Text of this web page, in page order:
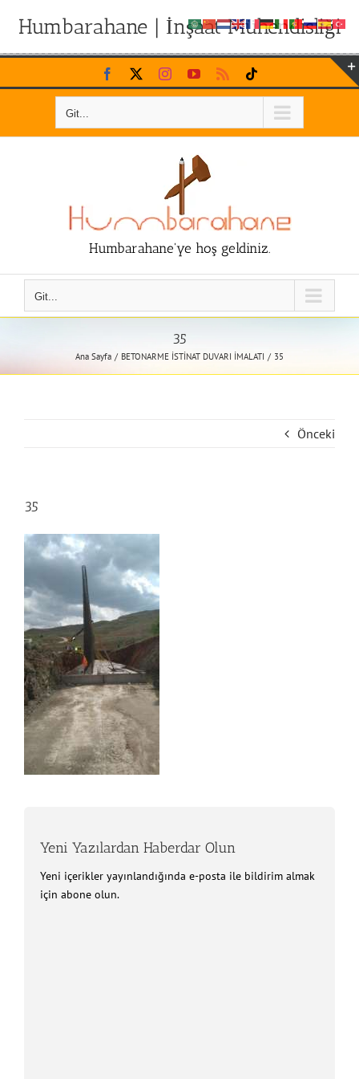
Humbarahane | İnşaat Mühendisliği
Skip
to
Facebook InstagramYouTubeRss
Git...
Humbarahane'ye hoş geldiniz.
Git...
35
Ana Sayfa BETONARME İSTİNAT DUVARI İMALATI 35
Önceki
35
Yeni Yazılardan Haberdar Olun
Yeni içerikler yayınlandığında e-posta ile bildirim almak
için abone olun.